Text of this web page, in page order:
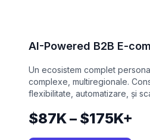
AI-Powered B2B E-
Un ecosistem complet
complexe, multiregionale.
flexibilitate, automatizare, și
$87K – $175K+